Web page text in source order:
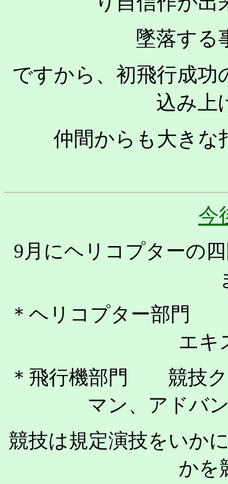
墜落する
ですから、初飛行成
込み上
仲間からも大きな
今
9月にヘリコプターの
＊ヘリコプター部門
エキ
＊飛行機部門 競技
マン、アドバ
競技は規定演技をいか
かを